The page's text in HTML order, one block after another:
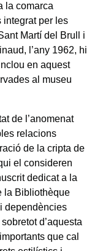
la comarca
integrat per les
Martí del Brull i
l’any 1962, hi
en aquest
al museu
de l’anomenat
relacions
de la cripta de
el consideren
dedicat a la
la Bibliothèque
dependències
d’aquesta
que cal